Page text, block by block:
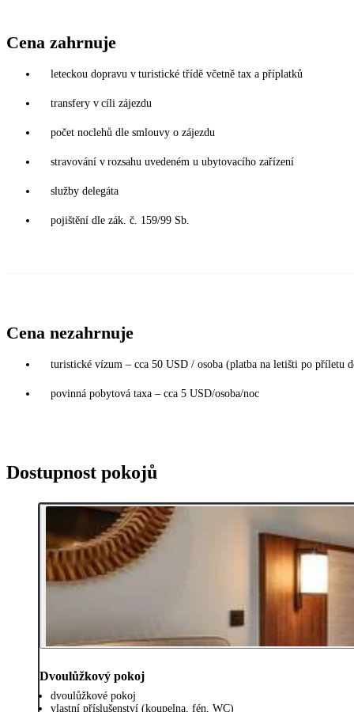
Cena zahrnuje
leteckou dopravu v turistické třídě včetně tax a příplatků
transfery v cíli zájezdu
počet noclehů dle smlouvy o zájezdu
stravování v rozsahu uvedeném u ubytovacího zařízení
služby delegáta
pojištění dle zák. č. 159/99 Sb.
Cena nezahrnuje
turistické vízum – cca 50 USD / osoba (platba na letišti po příletu
povinná pobytová taxa – cca 5 USD/osoba/noc
Dostupnost pokojů
Dvoulůžkový pokoj
dvoulůžkové pokoj
vlastní příslušenství (koupelna, fén, WC)